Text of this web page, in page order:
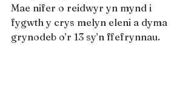
Mae nifer o reidwyr yn mynd i
fygwth y crys melyn eleni a dyma
grynodeb o’r 13 sy’n ffefrynnau.